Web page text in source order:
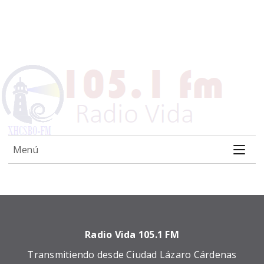
Menú
Radio Vida 105.1 FM
Transmitiendo desde Ciudad Lázaro Cárdenas